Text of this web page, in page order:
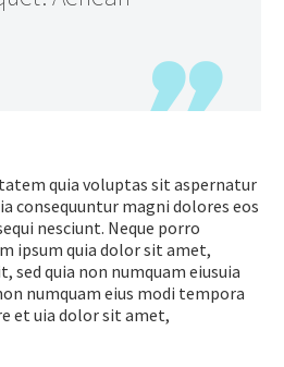
quia voluptas sit aspernatur
consequuntur magni dolores eos
nesciunt. Neque porro
ipsum quia dolor sit amet,
sed quia non numquam eiusuia
numquam eius modi tempora
et uia dolor sit amet,